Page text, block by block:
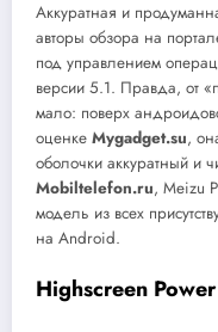
Аккуратная и
авторы обзора на
под управлением
версии 5.1. Правда, от
мало: поверх
оценке Mygadget.su,
оболочки аккуратный и
Mobiltelefon.ru, Meizu
модель из всех
на Android.
Highscreen Power